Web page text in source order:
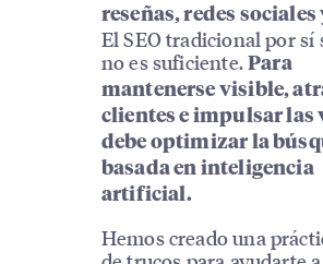
reseñas, redes sociales
El SEO tradicional por sí
no es suficiente.Para
mantenerse visible,
clientes e impulsar las
debe optimizar la
basada en inteligencia
artificial.
Hemos creado una